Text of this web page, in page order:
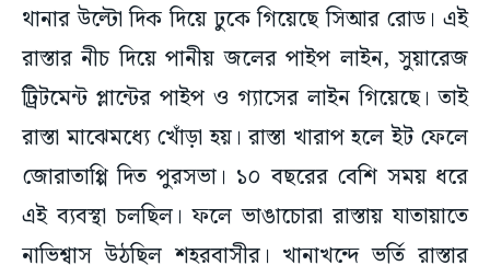
থানার উল্টো দিক দিয়ে ঢুকে গিয়েছে সিআর রোড। এই
রাস্তার নীচ দিয়ে পানীয় জলের পাইপ লাইন, সুয়ারেজ
ট্রিটমেন্ট প্লান্টের পাইপ ও গ্যাসের লাইন গিয়েছে। তাই
রাস্তা মাঝেমধ্যে খোঁড়া হয়। রাস্তা খারাপ হলে ইট ফেলে
জোরাতাপ্পি দিত পুরসভা। ১০ বছরের বেশি সময় ধরে
এই ব্যবস্থা চলছিল। ফলে ভাঙাচোরা রাস্তায় যাতায়াতে
নাভিশ্বাস উঠছিল শহরবাসীর। খানাখন্দে ভর্তি রাস্তার